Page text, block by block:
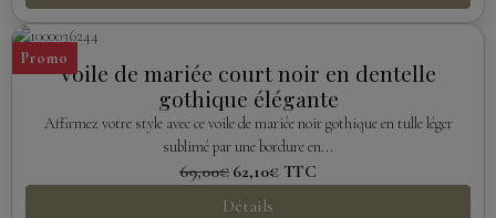
Promo
Voile de mariée court noir en dentelle
gothique élégante
Affirmez votre style avec ce voile de mariée noir gothique en tulle léger
sublimé par une bordure en...
69,00€ 62,10€ TTC
Détails